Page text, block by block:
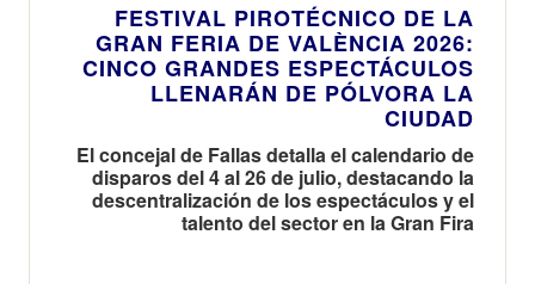
FESTIVAL PIROTÉCNICO DE LA
GRAN FERIA DE VALÈNCIA 2026:
CINCO GRANDES ESPECTÁCULOS
LLENARÁN DE PÓLVORA LA
CIUDAD
El concejal de Fallas detalla el calendario de
disparos del 4 al 26 de julio, destacando la
descentralización de los espectáculos y el
talento del sector en la Gran Fira